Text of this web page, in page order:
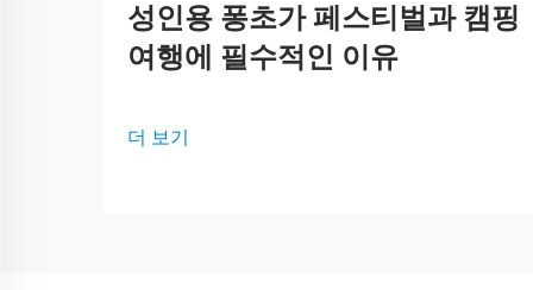
성인용 퐁초가 페스티벌과 캠핑
여행에 필수적인 이유
더 보기